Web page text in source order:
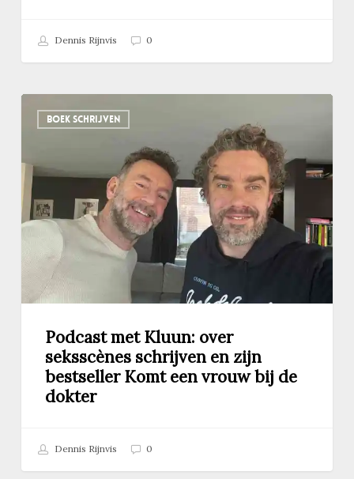
Dennis Rijnvis 0
BOEK SCHRIJVEN
over
seksscènes
schrijven
en
bestseller
Komt
een
dokter
Podcast met Kluun: over
seksscènes schrijven en zijn
bestseller Komt een vrouw bij de
dokter
Dennis Rijnvis 0